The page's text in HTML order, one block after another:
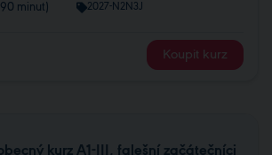
minut) 2027-N2N3J
Koupit kurz
kurz A1-III, falešní začátečníci